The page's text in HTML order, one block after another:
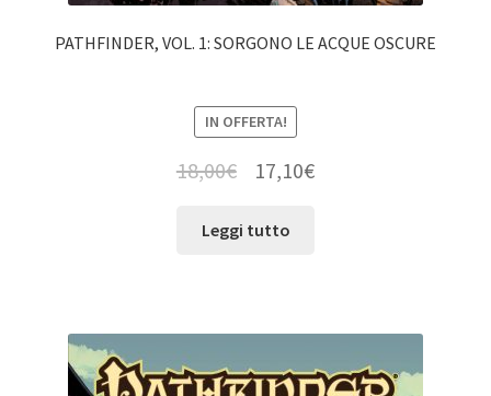
PATHFINDER, VOL. 1: SORGONO LE ACQUE OSCURE
IN OFFERTA!
18,00€ 17,10€
Leggi tutto